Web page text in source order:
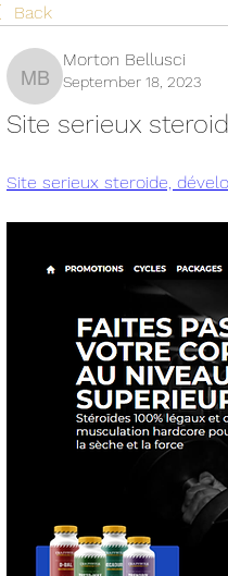
Back
Morton Bellusci
Morton Bellusci
September 18, 2023
Site serieux
Site serieux steroide,